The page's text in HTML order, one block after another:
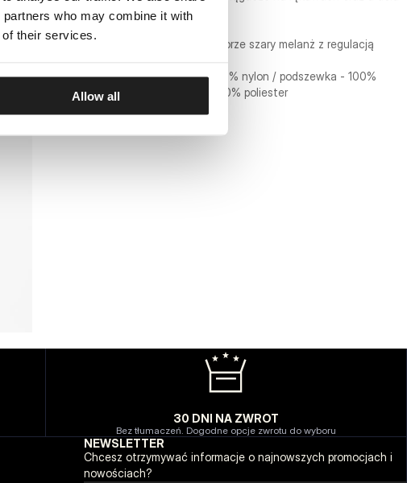
who may combine it with
their services.
Allow all
kurtki
- dzianinowy żebrowany kołnierz
- odpinany dzianinowy kaptur w kolorze szary melanż z regulacją
- skład materiału: na zewnątrz - 100% nylon / podszewka - 100%
poliester / kaptur - 20% bawełna, 80% poliester
30 DNI NA ZWROT
Bez tłumaczeń. Dogodne opcje zwrotu do wyboru
NEWSLETTER
Chcesz otrzymywać informacje o najnowszych promocjach i
nowościach?